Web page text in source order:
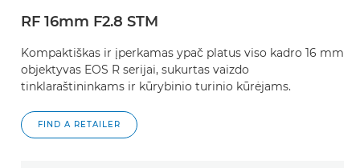
RF 16mm F2.8 STM
Kompaktiškas ir įperkamas ypač platus viso kadro 16 mm
objektyvas EOS R serijai, sukurtas vaizdo
tinklaraštininkams ir kūrybinio turinio kūrėjams.
FIND A RETAILER